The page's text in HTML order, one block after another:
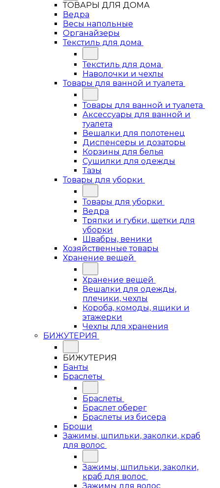
ТОВАРЫ ДЛЯ ДОМА
Ведра
Весы напольные
Органайзеры
Текстиль для дома
Текстиль для дома
Наволочки и чехлы
Товары для ванной и туалета
Товары для ванной и туалета
Аксессуары для ванной и
туалета
Вешалки для полотенец
Диспенсеры и дозаторы
Корзины для белья
Сушилки для одежды
Тазы
Товары для уборки
Товары для уборки
Ведра
Тряпки и губки, щетки для
уборки
Швабры, веники
Хозяйственные товары
Хранение вещей
Хранение вещей
Вешалки для одежды,
плечики, чехлы
Короба, комоды, ящики и
этажерки
Чехлы для хранения
БИЖУТЕРИЯ
БИЖУТЕРИЯ
Банты
Браслеты
Браслеты
Браслет оберег
Браслеты из бисера
Броши
Зажимы, шпильки, заколки, краб
для волос
Зажимы, шпильки, заколки,
краб для волос
Зажимы для волос